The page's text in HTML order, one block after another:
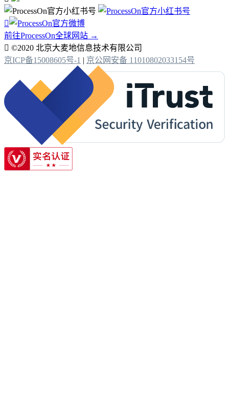

前往ProcessOn全球网站 →
 ©2020 北京大麦地信息技术有限公司
京ICP备15008605号-1 | 京公网安备 11010802033154号